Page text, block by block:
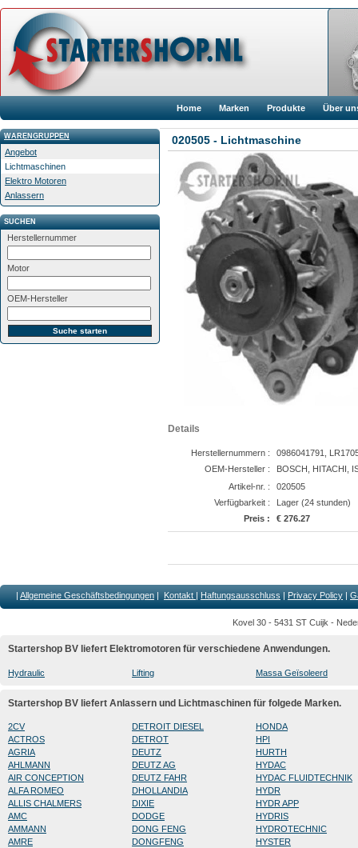
Home Marken Produkte Über
WARENGRUPPEN
Angebot
Lichtmaschinen
Elektro Motoren
Anlassern
SUCHEN
Herstellernummer
Motor
OEM-Hersteller
020505 - Lichtmaschine
Details
Herstellernummern :
0986041791,
OEM-Hersteller :
BOSCH, HITACHI,
Artikel-nr. :
020505
Verfügbarkeit :
Lager (24 stunden)
Preis :
€ 276.27
| Allgemeine Geschäftsbedingungen | Kontakt | Haftungsausschluss | Privacy Policy |
Kovel 30 - 5431 ST Cuijk -
Startershop BV liefert Elektromotoren für verschiedene Anwendungen.
Hydraulic Lifting Massa Geïsoleerd
Startershop BV liefert Anlassern und Lichtmaschinen für folgede Marken.
2CV
ACTROS
AGRIA
AHLMANN
AIR CONCEPTION
ALFA ROMEO
ALLIS CHALMERS
AMC
AMMANN
AMRE
DETROIT DIESEL
DETROT
DEUTZ
DEUTZ AG
DEUTZ FAHR
DHOLLANDIA
DIXIE
DODGE
DONG FENG
DONGFENG
HONDA
HPI
HURTH
HYDAC
HYDAC FLUIDTECHNIK
HYDR
HYDR APP
HYDRIS
HYDROTECHNIC
HYSTER